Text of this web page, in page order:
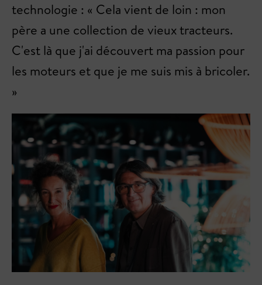
technologie : « Cela vient de loin : mon
père a une collection de vieux tracteurs.
C'est là que j'ai découvert ma passion pour
les moteurs et que je me suis mis à bricoler.
»